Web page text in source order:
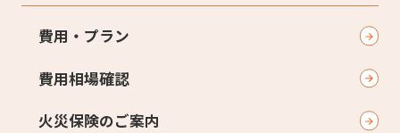
費用・プラン
費用相場確認
火災保険のご案内